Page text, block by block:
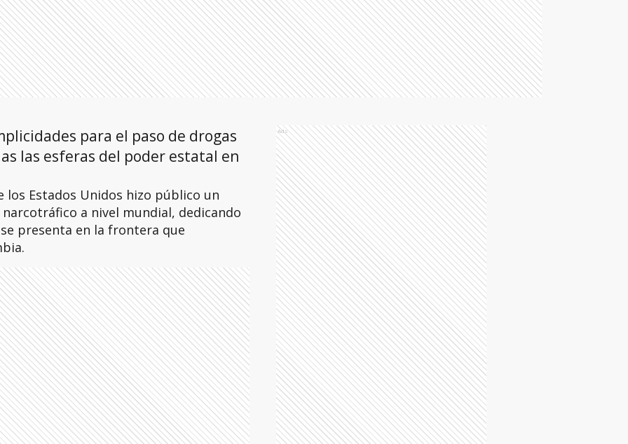
para el paso de drogas
las esferas del poder estatal en
los Estados Unidos hizo público un
a nivel mundial, dedicando
presenta en la frontera que
Ads